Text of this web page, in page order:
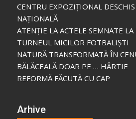
CENTRU EXPOZIȚIONAL
NAȚIONALĂ
ATENȚIE LA ACTELE SEMNATE
TURNEUL MICILOR FOTBALIȘTI
NATURĂ TRANSFORMATĂ ÎN
BĂLĂCEALĂ DOAR PE … HÂRTIE
REFORMĂ FĂCUTĂ CU CAP
Arhive